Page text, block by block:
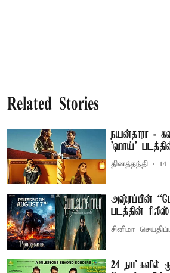
Related Stories
நயன்தாரா -
'ஹாய்'
தினத்தந்தி
அஷ்ரப்பின்
படத்தின் ரிலீஸ்
சினிமா
24 நாட்களில்